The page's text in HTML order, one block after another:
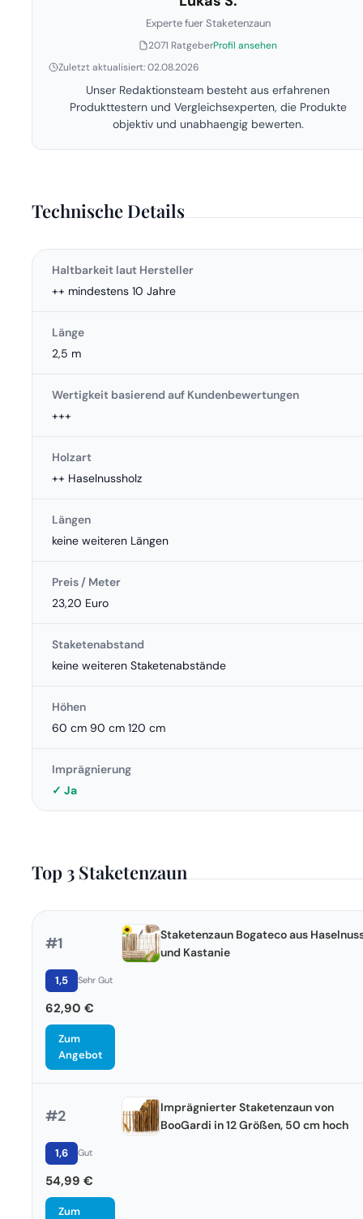
Experte fuer Staketenzaun
2071 RatgeberProfil ansehen
Zuletzt aktualisiert: 02.08.2026
Unser Redaktionsteam besteht aus erfahrenen
Produkttestern und Vergleichsexperten, die Produkte
objektiv und unabhaengig bewerten.
Technische Details
Haltbarkeit laut Hersteller
++ mindestens 10 Jahre
Länge
2,5 m
Wertigkeit basierend auf Kundenbewertungen
+++
Holzart
++ Haselnussholz
Längen
keine weiteren Längen
Preis / Meter
23,20 Euro
Staketenabstand
keine weiteren Staketenabstände
Höhen
60 cm 90 cm 120 cm
Imprägnierung
✓ Ja
Top 3 Staketenzaun
#1
Staketenzaun Bogateco aus
und Kastanie
1,5 Sehr Gut
62,90 €
Zum
Angebot
#2
Imprägnierter Staketenzaun von
BooGardi in 12 Größen, 50 cm hoch
1,6 Gut
54,99 €
Zum